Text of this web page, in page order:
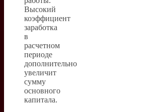
Высокий
коэффициент
заработка
в
расчетном
периоде
дополнительно
увеличит
сумму
основного
капитала.